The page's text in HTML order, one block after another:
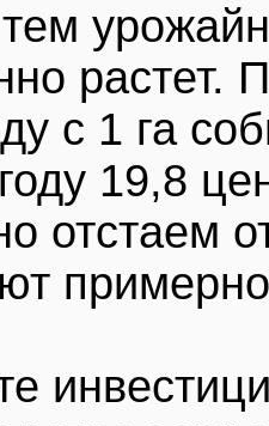
растет.
с 1 га
19,8
отстаем